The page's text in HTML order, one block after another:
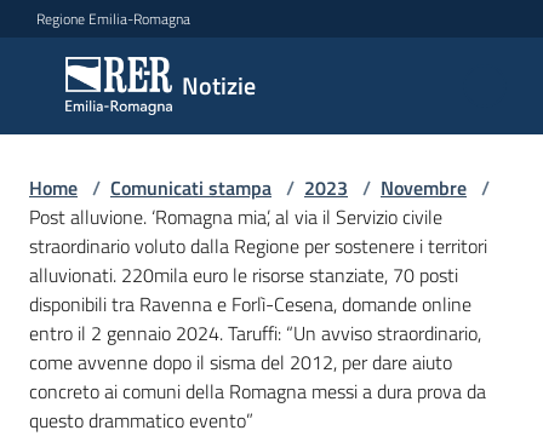
Vai al contenuto
Vai alla navigazione
Vai al footer
Regione Emilia-Romagna
Notizie
Notizie
Comunicati
stampa
Menu selezionato
Cerca
un
comunicato
Risorse
Home / Comunicati stampa / 2023 / Novembre /
Post alluvione. ‘Romagna mia’, al via il Servizio civile
straordinario voluto dalla Regione per sostenere i territori
alluvionati. 220mila euro le risorse stanziate, 70 posti
disponibili tra Ravenna e Forlì-Cesena, domande online
entro il 2 gennaio 2024. Taruffi: “Un avviso straordinario,
come avvenne dopo il sisma del 2012, per dare aiuto
concreto ai comuni della Romagna messi a dura prova da
questo drammatico evento”